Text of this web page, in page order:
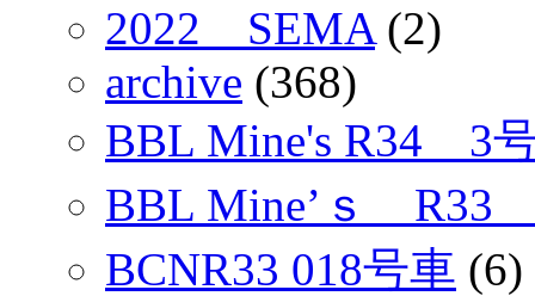
2022 SEMA(2)
archive (368)
BBL Mine's R34 3
BBL Mine’ｓ R33
BCNR33 018号車 (6)